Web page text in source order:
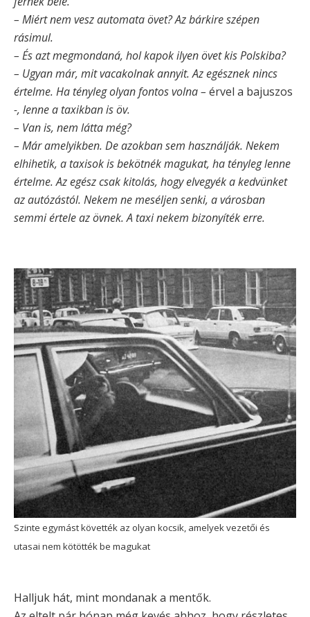
– Miért nem vesz automata övet? Az bárkire szépen
rásimul.
– És azt megmondaná, hol kapok ilyen övet kis Polskiba?
– Ugyan már, mit vacakolnak annyit. Az egésznek nincs
értelme. Ha tényleg olyan fontos volna – érvel a bajuszos
-, lenne a taxikban is öv.
– Van is, nem látta még?
– Már amelyikben. De azokban sem használják. Nekem
elhihetik, a taxisok is bekötnék magukat, ha tényleg lenne
értelme. Az egész csak kitolás, hogy elvegyék a kedvünket
az autózástól. Nekem ne meséljen senki, a városban
semmi értele az övnek. A taxi nekem bizonyíték erre.
Szinte egymást követték az olyan kocsik, amelyek vezetői és
utasai nem kötötték be magukat
Halljuk hát, mint mondanak a mentők.